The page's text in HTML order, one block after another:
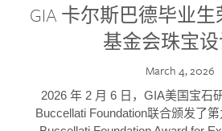
GIA 卡尔斯巴德毕业
基金会珠宝
March 4, 2026
2026 年 2 月 6 日，GIA美国宝石
Buccellati Foundation联合颁发了